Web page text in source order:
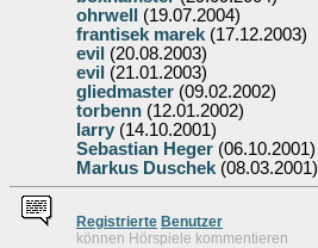
ohrwell
(19.07.2004)
frantisek marek (17.12.2003)
evil (20.08.2003)
evil (21.01.2003)
gliedmaster (09.02.2002)
torbenn (12.01.2002)
larry (14.10.2001)
Sebastian Heger (06.10.2001)
Markus Duschek (08.03.2001)
Registrierte Benutzer
können Hörspiele kommentieren